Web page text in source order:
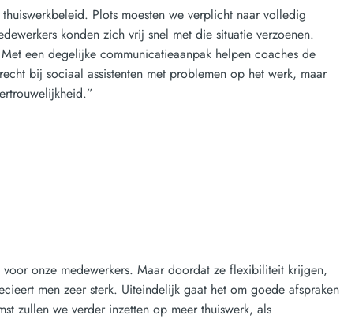
Plots moesten we verplicht naar volledig
konden zich vrij snel met die situatie verzoenen.
een degelijke communicatieaanpak helpen coaches de
bij sociaal assistenten met problemen op het werk, maar
onze medewerkers. Maar doordat ze flexibiliteit krijgen,
men zeer sterk. Uiteindelijk gaat het om goede afspraken
zullen we verder inzetten op meer thuiswerk, als